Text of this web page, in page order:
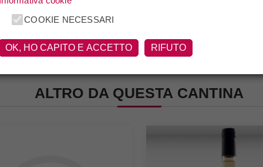
ALTRO DA QUESTA CANTINA
COOKIE NECESSARI
OK, HO CAPITO E ACCETTO RIFUTO